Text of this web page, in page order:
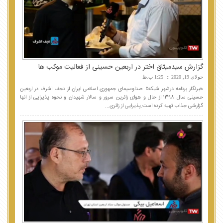
گزارش سیدمیثاق اختر در اربعین حسینی از فعالیت موکب ها
جولای 19, 2020 1:25 ب.ظ
خبرنگار برنامه درشهر شبکه۵ صداوسیمای جمهوری اسلامی ایران از نجف اشرف در اربعین
حسینی سال ۱۳۹۸ از حال و هوای زائرین سرور و سالار شهیدان و نحوه پذیرایی از انها
گزارشی جذاب تهیه کرده است.پذیرایی از زائری...